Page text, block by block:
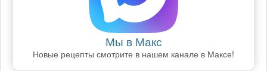
Мы в Макс
Новые рецепты смотрите в нашем канале в Максе!